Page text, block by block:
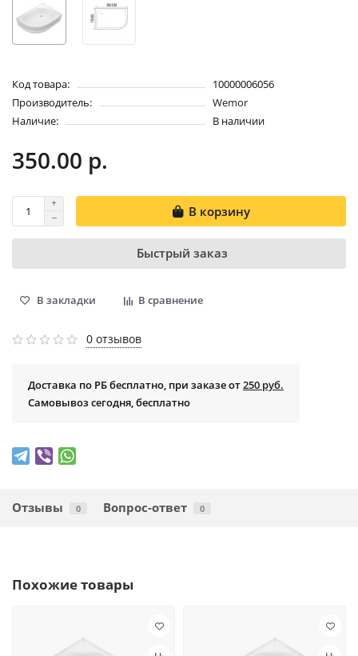
Код товара:
10000006056
Производитель:
Wemor
Наличие:
В наличии
350.00 р.
В корзину
Быстрый заказ
В закладки В сравнение
0 отзывов
Доставка по РБ бесплатно, при заказе от250 руб.
Самовывоз сегодня, бесплатно
Отзывы 0 Вопрос-ответ 0
Похожие товары